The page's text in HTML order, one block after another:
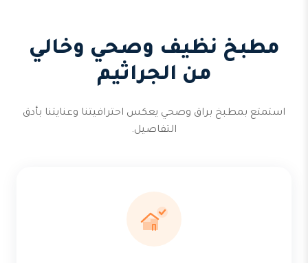
مطبخ نظيف وصحي وخالي
من الجراثيم
استمتع بمطبخ براق وصحي يعكس احترافيتنا وعنايتنا بأدق
التفاصيل.